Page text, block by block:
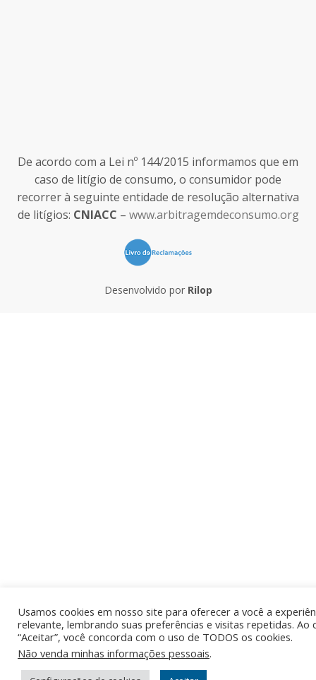
Usamos cookies em nosso site para oferecer a você a
relevante, lembrando suas preferências e visitas repetidas. Ao
“Aceitar”, você concorda com o uso de TODOS os cookies.
Não venda minhas informações pessoais.
De acordo com a Lei nº 144/2015 informamos que em
caso de litígio de consumo, o consumidor pode
recorrer à seguinte entidade de resolução alternativa
de litígios: CNIACC – www.arbitragemdeconsumo.org
Desenvolvido por Rilop